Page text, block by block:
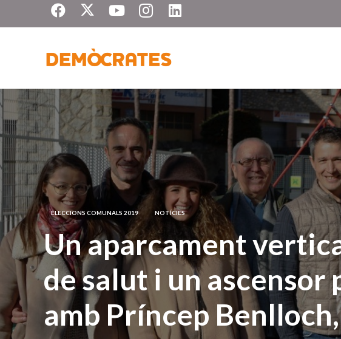
ELECCIONS COMUNALS 2019 NOTÍCIES
Un aparcament
de salut i un ascensor
amb Príncep